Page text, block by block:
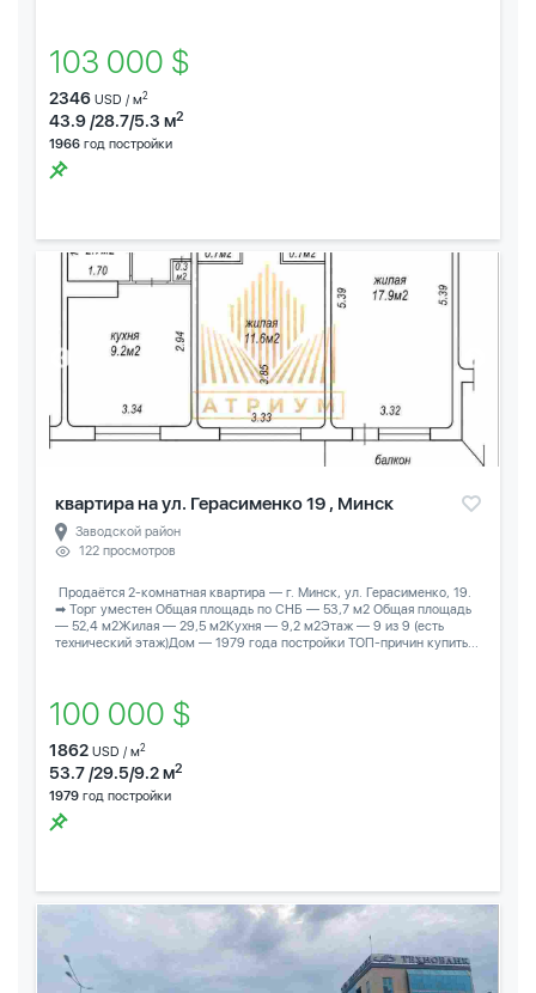
103 000 $
2346 USD / м2
43.9 /28.7/5.3 м2
1966 год постройки
квартира на ул. Герасименко 19 , Минск
Заводской район
122 просмотров
️ Продаётся 2-комнатная квартира — г. Минск, ул. Герасименко, 19.
➡ Торг уместен Общая площадь по СНБ — 53,7 м2 Общая площадь
— 52,4 м2Жилая — 29,5 м2Кухня — 9,2 м2Этаж — 9 из 9 (есть
технический этаж)Дом — 1979 года постройки ТОП-причин купить...
100 000 $
1862 USD / м2
53.7 /29.5/9.2 м2
1979 год постройки